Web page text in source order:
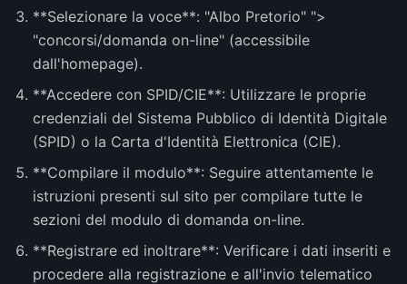
**Selezionare la voce**: "Albo Pretorio" ">
"concorsi/domanda on-line" (accessibile
dall'homepage).
**Accedere con SPID/CIE**: Utilizzare le proprie
credenziali del Sistema Pubblico di Identità Digitale
(SPID) o la Carta d'Identità Elettronica (CIE).
**Compilare il modulo**: Seguire attentamente le
istruzioni presenti sul sito per compilare tutte le
sezioni del modulo di domanda on-line.
**Registrare ed inoltrare**: Verificare i dati inseriti e
procedere alla registrazione e all'invio telematico